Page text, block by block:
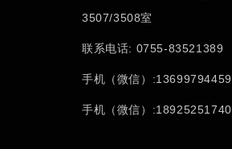
3507/3508室
联系电话: 0755-83521389
手机（微信）:13699794459
手机（微信）:18925251740